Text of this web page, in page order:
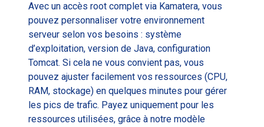
Avec un accès root complet via Kamatera, vous
pouvez personnaliser votre environnement
serveur selon vos besoins : système
d’exploitation, version de Java, configuration
Tomcat. Si cela ne vous convient pas, vous
pouvez ajuster facilement vos ressources (CPU,
RAM, stockage) en quelques minutes pour gérer
les pics de trafic. Payez uniquement pour les
ressources utilisées, grâce à notre modèle